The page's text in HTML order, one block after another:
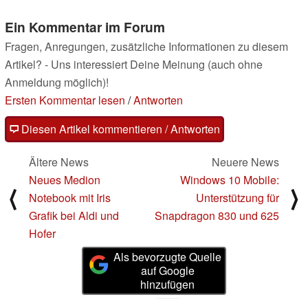
Ein Kommentar im Forum
Fragen, Anregungen, zusätzliche Informationen zu diesem
Artikel? - Uns interessiert Deine Meinung (auch ohne
Anmeldung möglich)!
Ersten Kommentar lesen /Antworten
Diesen Artikel kommentieren / Antworten
⟨
Ältere News
Neues Medion
Notebook mit Iris
Grafik bei Aldi und
Hofer
Neuere News
Windows 10 Mobile:
Unterstützung für
Snapdragon 830 und 625
⟩
Als bevorzugte Quelle
auf Google
hinzufügen